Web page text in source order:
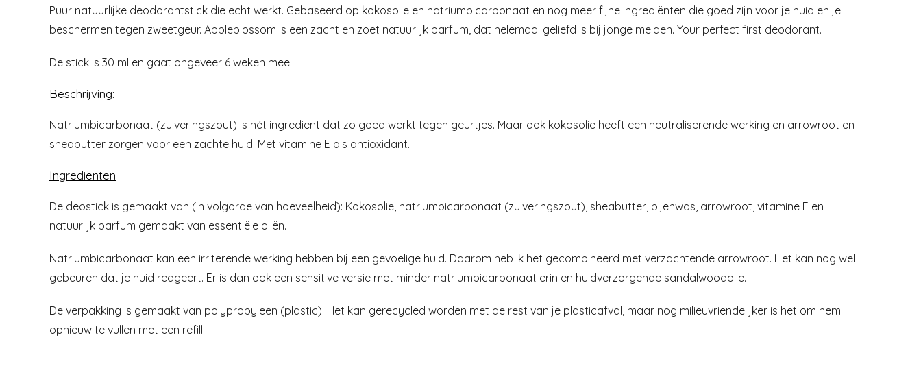
Puur natuurlijke deodorantstick die echt werkt. Gebaseerd op kokosolie en natriumbicarbonaat en nog meer fijne ingrediënten die goed zijn voor je huid en je
beschermen tegen zweetgeur. Appleblossom is een zacht en zoet natuurlijk parfum, dat helemaal geliefd is bij jonge meiden. Your perfect first deodorant.
De stick is 30 ml en gaat ongeveer 6 weken mee.
Beschrijving:
Natriumbicarbonaat (zuiveringszout) is hét ingrediënt dat zo goed werkt tegen geurtjes. Maar ook kokosolie heeft een neutraliserende werking en arrowroot en
sheabutter zorgen voor een zachte huid. Met vitamine E als antioxidant.
Ingrediënten
De deostick is gemaakt van (in volgorde van hoeveelheid): Kokosolie, natriumbicarbonaat (zuiveringszout), sheabutter, bijenwas, arrowroot, vitamine E en
natuurlijk parfum gemaakt van essentiële oliën.
Natriumbicarbonaat kan een irriterende werking hebben bij een gevoelige huid. Daarom heb ik het gecombineerd met verzachtende arrowroot. Het kan nog wel
gebeuren dat je huid reageert. Er is dan ook een sensitive versie met minder natriumbicarbonaat erin en huidverzorgende sandalwoodolie.
De verpakking is gemaakt van polypropyleen (plastic). Het kan gerecycled worden met de rest van je plasticafval, maar nog milieuvriendelijker is het om hem
opnieuw te vullen met een refill.